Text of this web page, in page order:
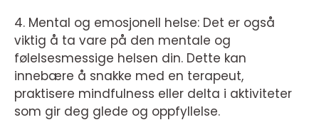
4. Mental og emosjonell helse: Det er også
viktig å ta vare på den mentale og
følelsesmessige helsen din. Dette kan
innebære å snakke med en terapeut,
praktisere mindfulness eller delta i aktiviteter
som gir deg glede og oppfyllelse.